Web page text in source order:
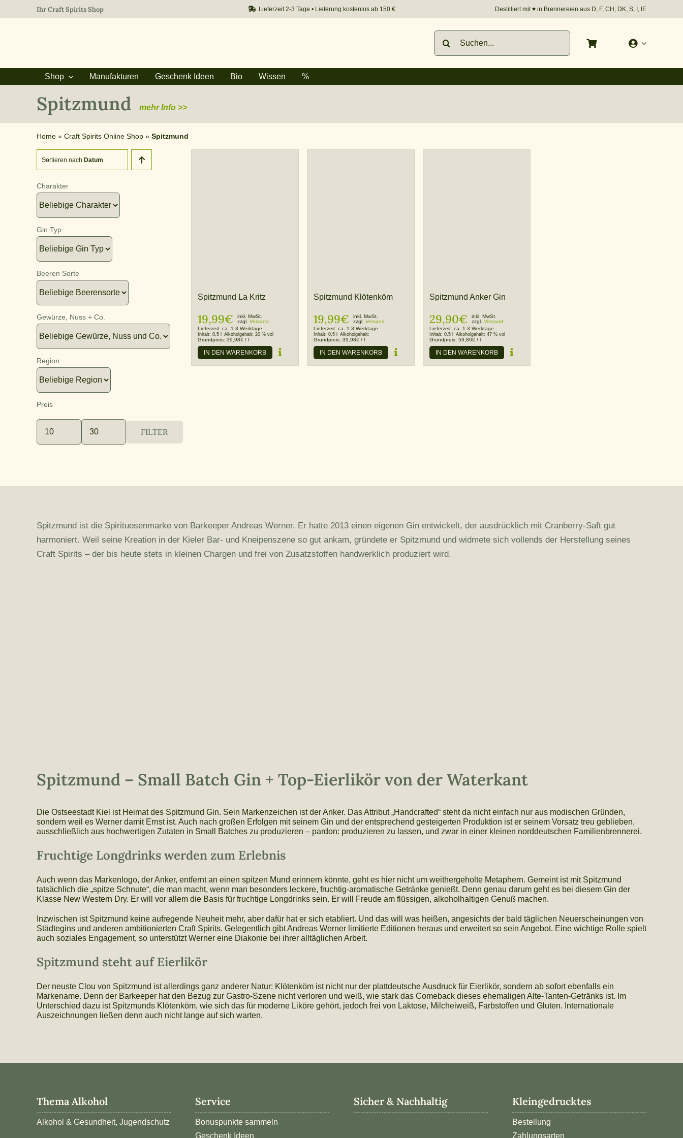
Ihr Craft Spirits Shop Lieferzeit 2-3 Tage • Lieferung kostenlos ab 150 € Destilliert mit♥︎ in Brennereien aus D, F, CH, DK, S, I, IE
Suche
nach:
Shop Manufakturen Geschenk Ideen Bio Wissen %
Spitzmund mehr Info >>
Home» Craft Spirits Online Shop» Spitzmund
Sortieren nach Datum
Charakter
Gin Typ
Beeren Sorte
Gewürze, Nuss + Co.
Region
Preis
Min.
Preis
Max.
Preis
FILTER
Spitzmund La Kritz
19,99€
inkl. MwSt.
zzgl. Versand
Lieferzeit: ca. 1-3 Werktage
Inhalt: 0,5 l Alkoholgehalt: 20 % vol
Grundpreis: 39,98€ / l
IN DEN WARENKORB
Spitzmund Klötenköm
19,99€
inkl. MwSt.
zzgl. Versand
Lieferzeit: ca. 1-3 Werktage
Inhalt: 0,5 l Alkoholgehalt:
Grundpreis: 39,98€ / l
IN DEN WARENKORB
Spitzmund Anker Gin
29,90€
inkl. MwSt.
zzgl. Versand
Lieferzeit: ca. 1-3 Werktage
Inhalt: 0,5 l Alkoholgehalt: 47 % vol
Grundpreis: 59,80€ / l
IN DEN WARENKORB
Spitzmund ist die Spirituosenmarke von Barkeeper Andreas Werner. Er hatte 2013 einen eigenen Gin entwickelt, der ausdrücklich mit Cranberry-Saft gut
harmoniert. Weil seine Kreation in der Kieler Bar- und Kneipenszene so gut ankam, gründete er Spitzmund und widmete sich vollends der Herstellung seines
Craft Spirits – der bis heute stets in kleinen Chargen und frei von Zusatzstoffen handwerklich produziert wird.
Spitzmund – Small Batch Gin + Top-Eierlikör von der Waterkant
Die Ostseestadt Kiel ist Heimat des Spitzmund Gin. Sein Markenzeichen ist der Anker. Das Attribut „Handcrafted“ steht da nicht einfach nur aus modischen Gründen,
sondern weil es Werner damit Ernst ist. Auch nach großen Erfolgen mit seinem Gin und der entsprechend gesteigerten Produktion ist er seinem Vorsatz treu geblieben,
ausschließlich aus hochwertigen Zutaten in Small Batches zu produzieren – pardon: produzieren zu lassen, und zwar in einer kleinen norddeutschen Familienbrennerei.
Fruchtige Longdrinks werden zum Erlebnis
Auch wenn das Markenlogo, der Anker, entfernt an einen spitzen Mund erinnern könnte, geht es hier nicht um weithergeholte Metaphern. Gemeint ist mit Spitzmund
tatsächlich die „spitze Schnute“, die man macht, wenn man besonders leckere, fruchtig-aromatische Getränke genießt. Denn genau darum geht es bei diesem Gin der
Klasse New Western Dry. Er will vor allem die Basis für fruchtige Longdrinks sein. Er will Freude am flüssigen, alkoholhaltigen Genuß machen.
Inzwischen ist Spitzmund keine aufregende Neuheit mehr, aber dafür hat er sich etabliert. Und das will was heißen, angesichts der bald täglichen Neuerscheinungen von
Städtegins und anderen ambitionierten Craft Spirits. Gelegentlich gibt Andreas Werner limitierte Editionen heraus und erweitert so sein Angebot. Eine wichtige Rolle spielt
auch soziales Engagement, so unterstützt Werner eine Diakonie bei ihrer alltäglichen Arbeit.
Spitzmund steht auf Eierlikör
Der neuste Clou von Spitzmund ist allerdings ganz anderer Natur: Klötenköm ist nicht nur der plattdeutsche Ausdruck für Eierlikör, sondern ab sofort ebenfalls ein
Markename. Denn der Barkeeper hat den Bezug zur Gastro-Szene nicht verloren und weiß, wie stark das Comeback dieses ehemaligen Alte-Tanten-Getränks ist. Im
Unterschied dazu ist Spitzmunds Klötenköm, wie sich das für moderne Liköre gehört, jedoch frei von Laktose, Milcheiweiß, Farbstoffen und Gluten. Internationale
Auszeichnungen ließen denn auch nicht lange auf sich warten.
Thema Alkohol
Alkohol & Gesundheit, Jugendschutz
Service
Bonuspunkte sammeln
Geschenk Ideen
Sicher & Nachhaltig Kleingedrucktes
Bestellung
Zahlungsarten
brandgeister.de